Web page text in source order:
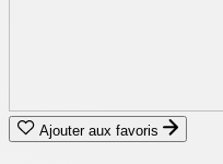
Ajouter aux favoris